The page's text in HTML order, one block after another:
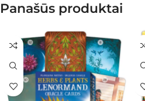
Panašūs produktai